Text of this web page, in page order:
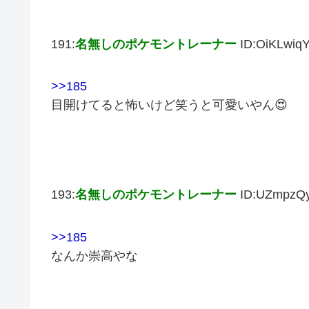
191:名無しのポケモントレーナー
>>185
目開けてると怖いけど笑うと可愛いやん😍
193:名無しのポケモントレーナー
>>185
なんか崇高やな